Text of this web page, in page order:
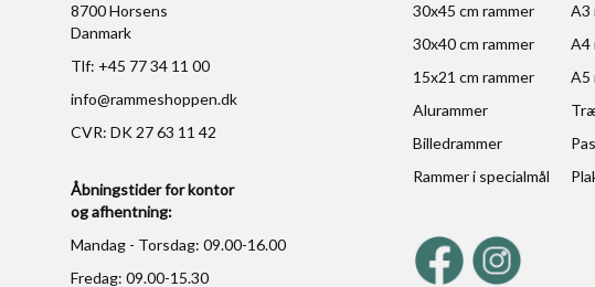
8700 Horsens
Danmark
Tlf: +45 77 34 11 00
info@rammeshoppen.dk
CVR: DK 27 63 11 42
Åbningstider for kontor
og afhentning:
Mandag - Torsdag: 09.00-16.00
Fredag: 09.00-15.30
30x45 cm rammer
A3
30x40 cm rammer
A4
15x21 cm rammer
A5
Alurammer
Billedrammer
Rammer i specialmål